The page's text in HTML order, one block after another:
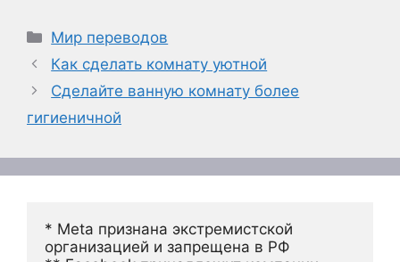
Рубрики
Мир переводов
Как сделать комнату уютной
Сделайте ванную комнату более
гигиеничной
* Meta признана экстремистской
организацией и запрещена в РФ